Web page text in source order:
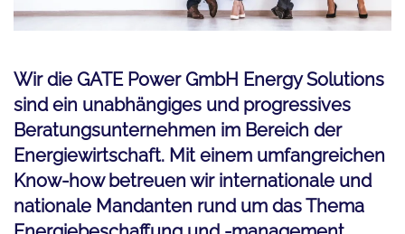
Wir die GATE Power GmbH Energy Solutions
sind ein unabhängiges und progressives
Beratungsunternehmen im Bereich der
Energiewirtschaft. Mit einem umfangreichen
Know-how betreuen wir internationale und
nationale Mandanten rund um das Thema